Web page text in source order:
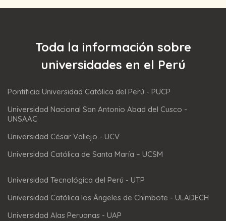
Toda la información sobre
universidades en el Perú
Pontificia Universidad Católica del Perú - PUCP
Universidad Nacional San Antonio Abad del Cusco -
UNSAAC
Universidad César Vallejo - UCV
Universidad Católica de Santa María – UCSM
Universidad Tecnológica del Perú - UTP
Universidad Católica los Ángeles de Chimbote - ULADECH
Universidad Alas Peruanas - UAP